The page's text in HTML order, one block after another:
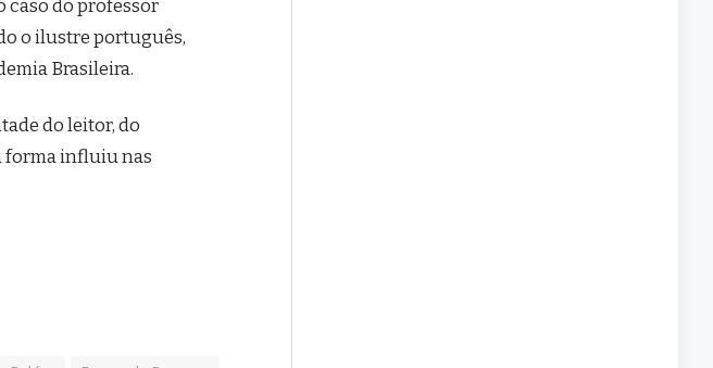
caso do professor
o ilustre português,
Brasileira.
do leitor, do
forma influiu nas